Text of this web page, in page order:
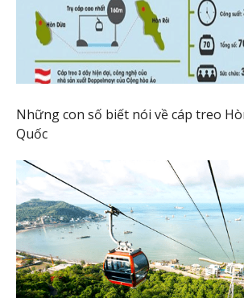
Những con số biết nói về cáp treo
Quốc